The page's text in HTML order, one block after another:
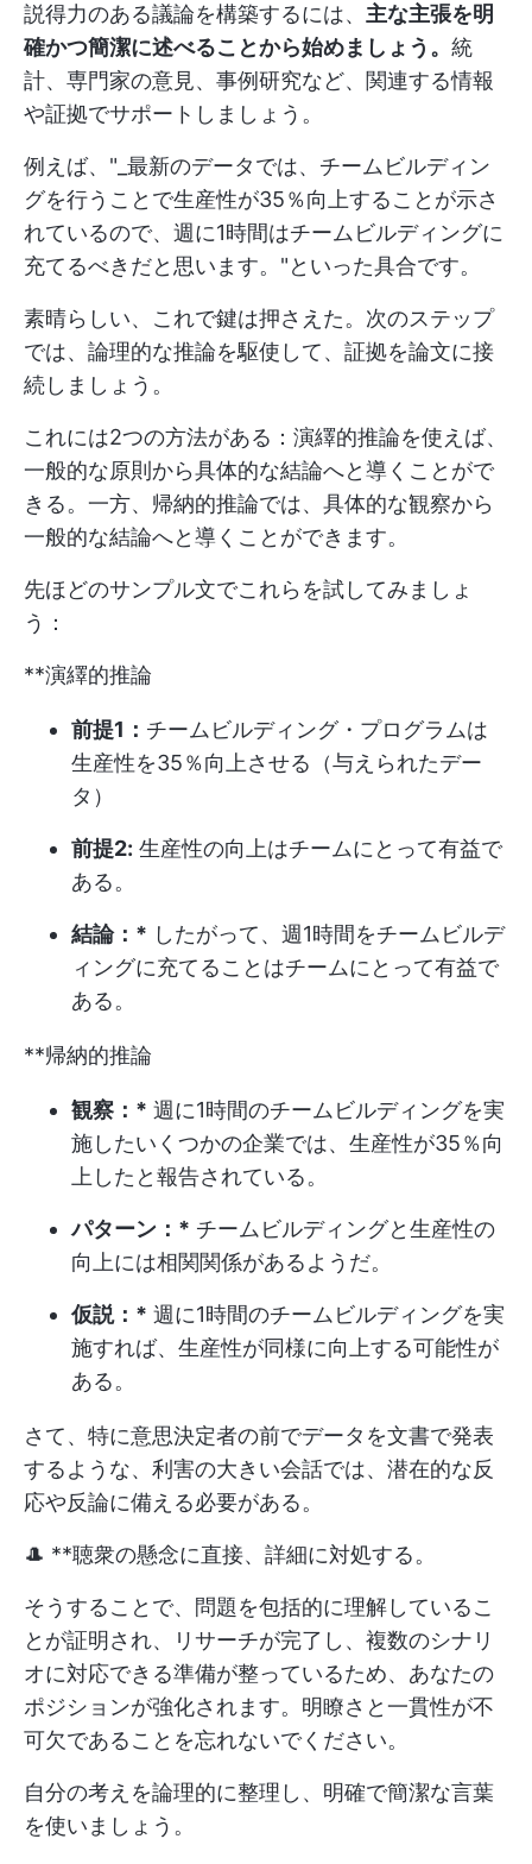
説得力のある議論を構築するには、 主な主張を明
確かつ簡潔に述べることから始めましょう。 統
計、専門家の意見、事例研究など、関連する情報
や証拠でサポートしましょう。
例えば、"_最新のデータでは、チームビルディン
グを行うことで生産性が35％向上することが示さ
れているので、週に1時間はチームビルディングに
充てるべきだと思います。"といった具合です。
素晴らしい、これで鍵は押さえた。次のステップ
では、論理的な推論を駆使して、証拠を論文に接
続しましょう。
これには2つの方法がある：演繹的推論を使えば、
一般的な原則から具体的な結論へと導くことがで
きる。一方、帰納的推論では、具体的な観察から
一般的な結論へと導くことができます。
先ほどのサンプル文でこれらを試してみましょ
う：
**演繹的推論
前提1： チームビルディング・プログラムは
生産性を35％向上させる（与えられたデー
タ）
前提2: 生産性の向上はチームにとって有益で
ある。
結論：* したがって、週1時間をチームビルデ
ィングに充てることはチームにとって有益で
ある。
**帰納的推論
観察：* 週に1時間のチームビルディングを実
施したいくつかの企業では、生産性が35％向
上したと報告されている。
パターン：* チームビルディングと生産性の
向上には相関関係があるようだ。
仮説：* 週に1時間のチームビルディングを実
施すれば、生産性が同様に向上する可能性が
ある。
さて、特に意思決定者の前でデータを文書で発表
するような、利害の大きい会話では、潜在的な反
応や反論に備える必要がある。
🎩 **聴衆の懸念に直接、詳細に対処する。
そうすることで、問題を包括的に理解しているこ
とが証明され、リサーチが完了し、複数のシナリ
オに対応できる準備が整っているため、あなたの
ポジションが強化されます。明瞭さと一貫性が不
可欠であることを忘れないでください。
自分の考えを論理的に整理し、明確で簡潔な言葉
を使いましょう。